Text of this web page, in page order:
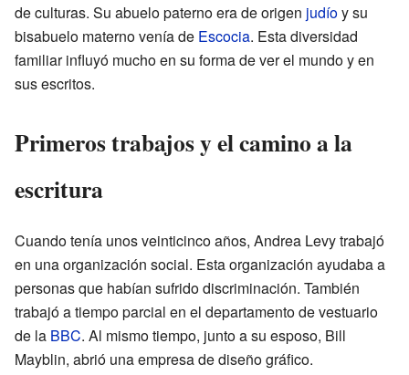
de culturas. Su abuelo paterno era de origen judíoy su
bisabuelo materno venía de Escocia. Esta diversidad
familiar influyó mucho en su forma de ver el mundo y en
sus escritos.
Primeros trabajos y el camino a la
escritura
Cuando tenía unos veinticinco años, Andrea Levy trabajó
en una organización social. Esta organización ayudaba a
personas que habían sufrido discriminación. También
trabajó a tiempo parcial en el departamento de vestuario
de la BBC. Al mismo tiempo, junto a su esposo, Bill
Mayblin, abrió una empresa de diseño gráfico.